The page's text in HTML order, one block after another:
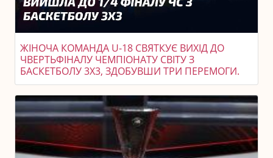
ЖІНОЧА КОМАНДА U-18 СВЯТКУЄ ВИХІД ДО
ЧВЕРТЬФІНАЛУ ЧЕМПІОНАТУ СВІТУ З
БАСКЕТБОЛУ 3X3, ЗДОБУВШИ ТРИ ПЕРЕМОГИ.